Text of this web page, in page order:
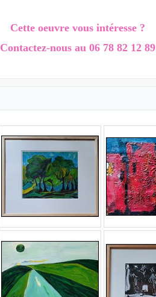
Cette oeuvre vous intéresse ?
Contactez-nous au 06 78 82 12 89